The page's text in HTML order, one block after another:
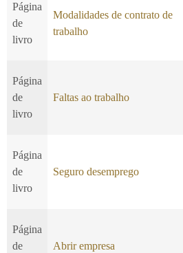
Página
de
livro
Modalidades de contrato de
trabalho
Página
de
livro
Faltas ao trabalho
Página
de
livro
Seguro desemprego
Página
de
Abrir empresa